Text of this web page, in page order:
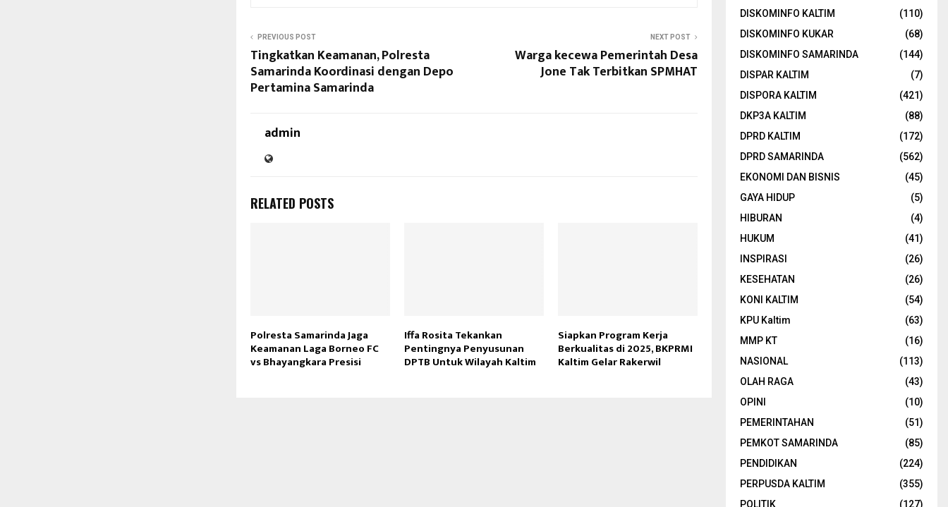
PREVIOUS POST
Tingkatkan Keamanan, Polresta
Samarinda Koordinasi dengan Depo
Pertamina Samarinda
NEXT POST
Warga kecewa Pemerintah Desa
Jone Tak Terbitkan SPMHAT
admin
RELATED POSTS
Polresta Samarinda Jaga
Keamanan Laga Borneo FC
vs Bhayangkara Presisi
Iffa Rosita Tekankan
Pentingnya Penyusunan
DPTB Untuk Wilayah Kaltim
Siapkan Program Kerja
Berkualitas di 2025, BKPRMI
Kaltim Gelar Rakerwil
DISKOMINFO KALTIM
(110)
DISKOMINFO KUKAR
(68)
DISKOMINFO SAMARINDA
(144)
DISPAR KALTIM
(7)
DISPORA KALTIM
(421)
DKP3A KALTIM
(88)
DPRD KALTIM
(172)
DPRD SAMARINDA
(562)
EKONOMI DAN BISNIS
(45)
GAYA HIDUP
(5)
HIBURAN
(4)
HUKUM
(41)
INSPIRASI
(26)
KESEHATAN
(26)
KONI KALTIM
(54)
KPU Kaltim
(63)
MMP KT
(16)
NASIONAL
(113)
OLAH RAGA
(43)
OPINI
(10)
PEMERINTAHAN
(51)
PEMKOT SAMARINDA
(85)
PENDIDIKAN
(224)
PERPUSDA KALTIM
(355)
POLITIK
(127)